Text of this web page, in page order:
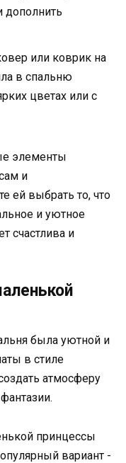
дополнить
или коврик на
в спальню
цветах или с
элементы
и
ей выбрать то, что
и уютное
счастлива и
была уютной и
в стиле
атмосферу
принцессы
вариант -